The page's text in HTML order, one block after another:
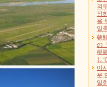
외
장
을
일
朝
の
根
し
아
운
일